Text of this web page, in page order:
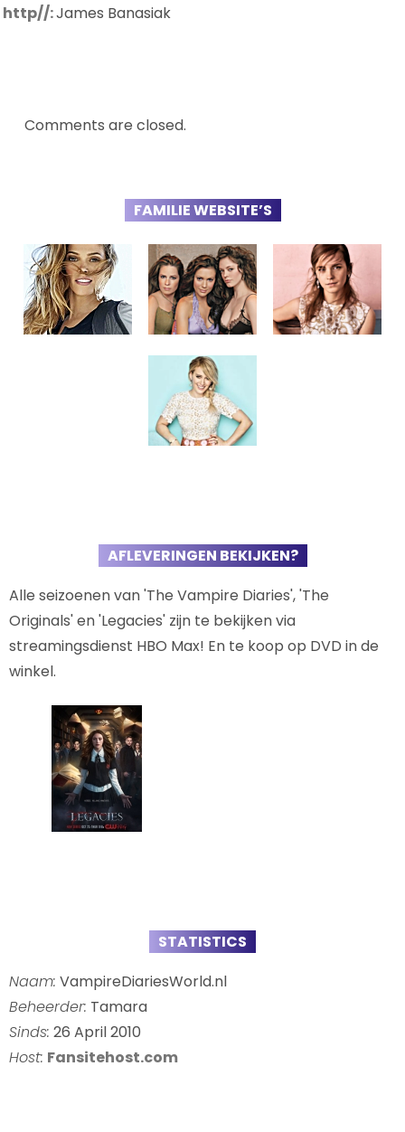
http//:James Banasiak
Comments are closed.
FAMILIE WEBSITE’S
AFLEVERINGEN BEKIJKEN?
Alle seizoenen van 'The Vampire Diaries', 'The
Originals' en 'Legacies' zijn te bekijken via
streamingsdienst HBO Max! En te koop op DVD in de
winkel.
STATISTICS
Naam: VampireDiariesWorld.nl
Beheerder: Tamara
Sinds: 26 April 2010
Host: Fansitehost.com